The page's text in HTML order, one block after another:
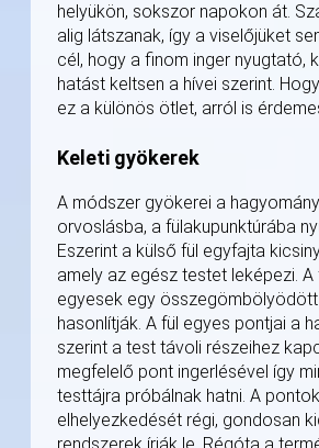
helyükön, sokszor napokon át.
alig látszanak, így a viselőjüket
cél, hogy a finom inger nyugtató,
hatást keltsen a hívei szerint.
ez a különös ötlet, arról is
Keleti gyökerek
A módszer gyökerei a
orvoslásba, a fülakupunktúrába
Eszerint a külső fül egyfajta
amely az egész testet leképezi.
egyesek egy
hasonlítják. A fül egyes pontjai a
szerint a test távoli részeihez
megfelelő pont ingerlésével így
testtájra próbálnak hatni. A pontok
elhelyezkedését régi, gondosan